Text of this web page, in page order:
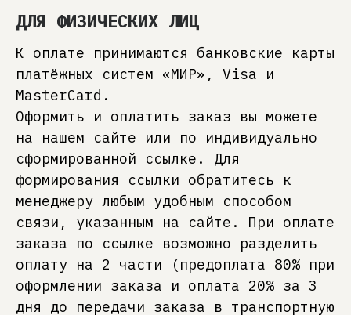
ДЛЯ ФИЗИЧЕСКИХ ЛИЦ
К оплате принимаются банковские карты
платёжных систем «МИР», Visa и
MasterCard.
Оформить и оплатить заказ вы можете
на нашем сайте или по индивидуально
сформированной ссылке. Для
формирования ссылки обратитесь к
менеджеру любым удобным способом
связи, указанным на сайте. При оплате
заказа по ссылке возможно разделить
оплату на 2 части (предоплата 80% при
оформлении заказа и оплата 20% за 3
дня до передачи заказа в транспортную